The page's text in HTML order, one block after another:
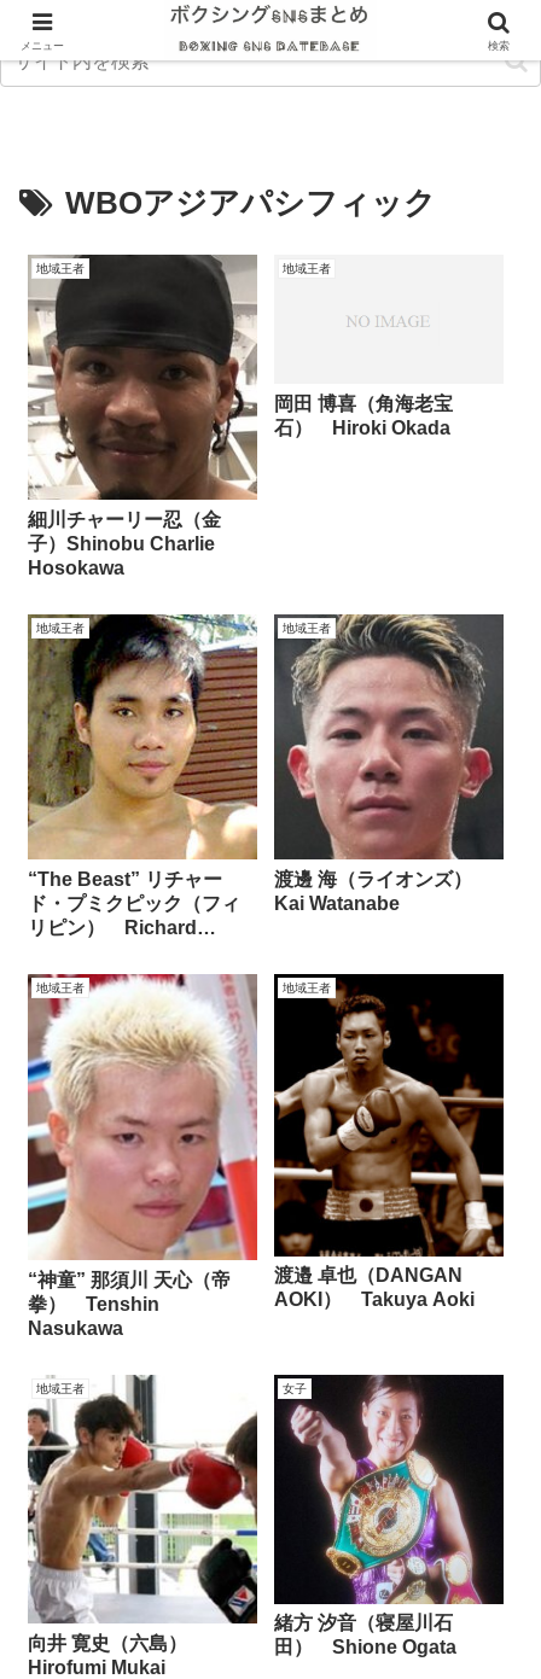
WBOアジアパシフィック
地域王者
細川チャーリー忍（金
子）Shinobu Charlie
Hosokawa
地域王者
岡田 博喜（角海老宝
石） Hiroki Okada
地域王者
“The Beast” リチャー
ド・プミクピック（フィ
リピン） Richard
地域王者
渡邊 海（ライオンズ）
Kai Watanabe
地域王者
“神童” 那須川 天心（帝
拳） Tenshin
Nasukawa
地域王者
渡邉 卓也（DANGAN
AOKI） Takuya Aoki
地域王者
向井 寛史（六島）
Hirofumi Mukai
女子
緒方 汐音（寝屋川石
田） Shione Ogata
メニュー 検索